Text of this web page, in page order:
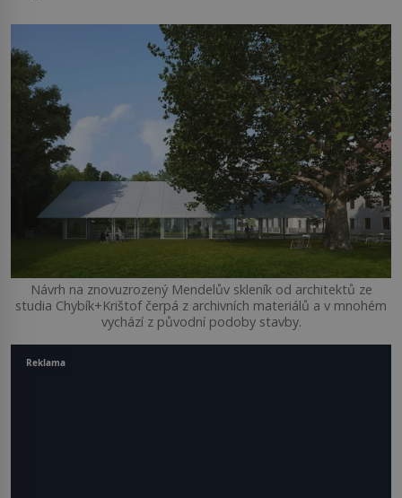
Návrh na znovuzrozený Mendelův skleník od architektů ze
studia Chybík+Krištof čerpá z archivních materiálů a v mnohém
vychází z původní podoby stavby.
Reklama